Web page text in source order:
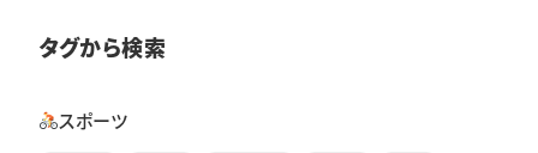
タグから検索
スポーツ